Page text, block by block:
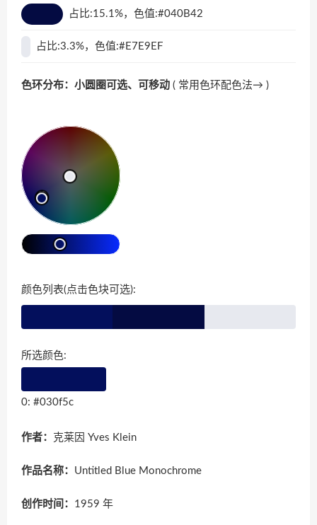
占比:15.1%，色值:#040B42
占比:3.3%，色值:#E7E9EF
色环分布：小圆圈可选、可移动 ( 常用色环配色法→ )
颜色列表(点击色块可选):
所选颜色:
0: #030f5c
作者： 克莱因 Yves Klein
作品名称： Untitled Blue Monochrome
创作时间： 1959 年